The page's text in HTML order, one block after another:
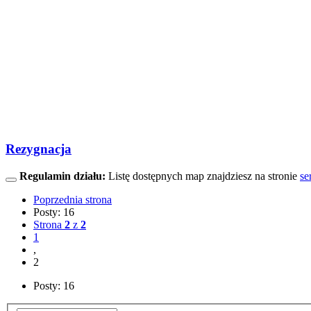
Rezygnacja
Regulamin działu: Listę dostępnych map znajdziesz na stronie
Poprzednia strona
Posty: 16
Strona 2 z 2
1
,
2
Posty: 16